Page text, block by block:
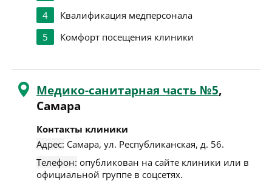
4
Квалификация медперсонала
5
Комфорт посещения клиники
Медико-санитарная часть №5,
Самара
Контакты клиники
Адрес: Самара, ул. Республиканская, д. 56.
Телефон: опубликован на сайте клиники или в
официальной группе в соцсетях.